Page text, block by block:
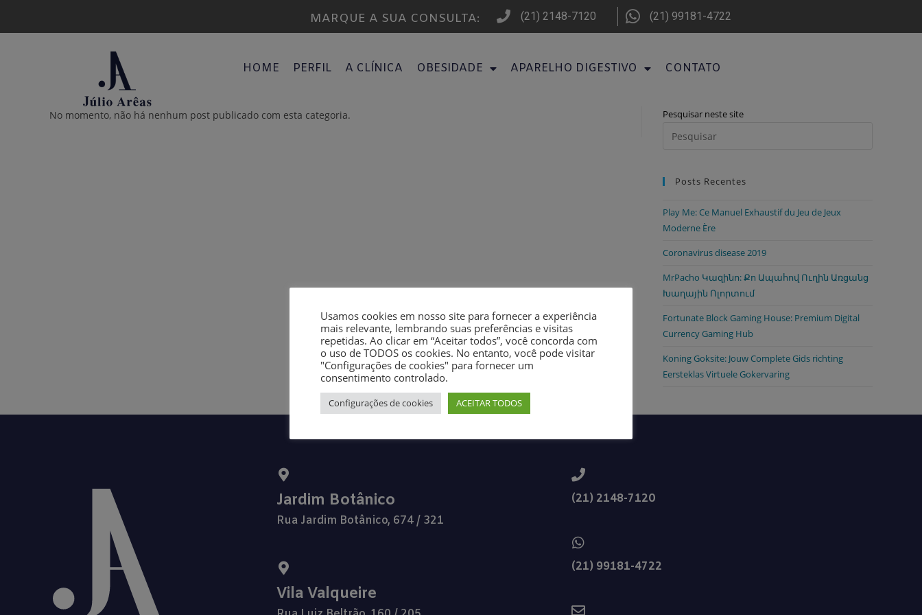
MARQUE A SUA CONSULTA: (21) 2148-7120 (21) 99181-4722
HOME PERFIL A CLÍNICA OBESIDADE APARELHO DIGESTIVO CONTATO
No momento, não há nenhum post publicado com esta categoria. Pesquisar neste site
Posts Recentes
Play Me: Ce Manuel Exhaustif du Jeu de Jeux
Moderne Ère
Coronavirus disease 2019
MrPacho Կազինո: Քո Ապահով Ուղին Առցանց
Խաղային Ոլորտում
Fortunate Block Gaming House: Premium Digital
Currency Gaming Hub
Koning Goksite: Jouw Complete Gids richting
Eersteklas Virtuele Gokervaring
Jardim Botânico
Rua Jardim Botânico, 674 / 321
Vila Valqueire
(21) 2148-7120
(21) 99181-4722
Usamos cookies em nosso site para fornecer a experiência
mais relevante, lembrando suas preferências e visitas
repetidas. Ao clicar em “Aceitar todos”, você concorda com
o uso de TODOS os cookies. No entanto, você pode visitar
"Configurações de cookies" para fornecer um
consentimento controlado.
Configurações de cookies ACEITAR TODOS